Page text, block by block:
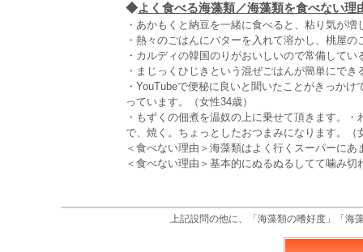
◆よく食べる海藻類／海藻類を食べない理
・あかもくと納豆を一緒に食べると、粘り気が
・熱々のごはんにバターを入れて溶かし、桃屋
・カルディの韓国のりがおいしいので常備してい
・まじっくひじきという混ぜごはんが簡単にで
・YouTubeで便秘に良いと聞いたことがきっか
っています。（女性34歳）
・もずくの佃煮を温奴の上に乗せて頂きます。
で、焼く。ちょっとしたおつまみになります。（
＜食べない理由＞海藻類はよく行くスーパーに
＜食べない理由＞基本的にぬるぬるしてて噛み
上記設問の他に、「海藻類の嗜好度」「海